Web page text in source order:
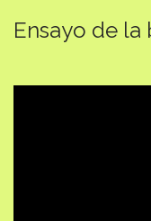
Ensayo de la